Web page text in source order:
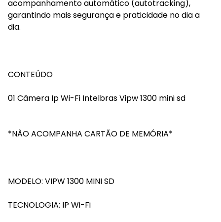
acompanhamento automático (autotracking),
garantindo mais segurança e praticidade no dia a
dia.
CONTEÚDO
01 Câmera Ip Wi-Fi Intelbras Vipw 1300 mini sd
*NÃO ACOMPANHA CARTÃO DE MEMÓRIA*
MODELO: VIPW 1300 MINI SD
TECNOLOGIA: IP Wi-Fi